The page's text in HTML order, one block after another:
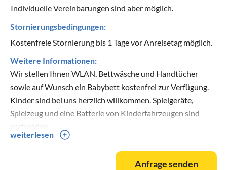
Individuelle Vereinbarungen sind aber möglich.
Stornierungsbedingungen:
Kostenfreie Stornierung bis 1 Tage vor Anreisetag möglich.
Weitere Informationen:
Wir stellen Ihnen WLAN, Bettwäsche und Handtücher
sowie auf Wunsch ein Babybett kostenfrei zur Verfügung.
Kinder sind bei uns herzlich willkommen. Spielgeräte,
Spielzeug und eine Batterie von Kinderfahrzeugen sind
vorhanden.
Obwohl wir hier selbst einen Hund, Katzen, Wachteln und
Alpakas haben und sehr tierlieb sind, ist die Mitnahme von
weiterlesen
Anfrage senden